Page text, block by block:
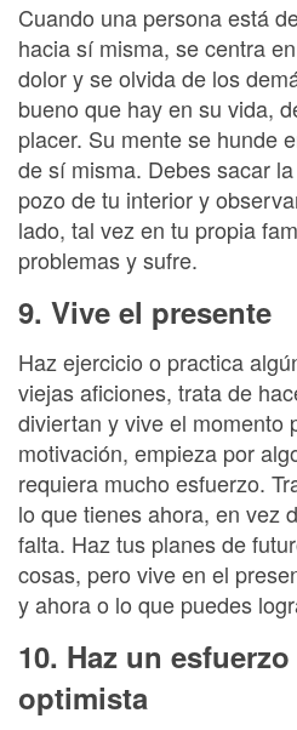
Cuando una persona está
hacia sí misma, se centra
dolor y se olvida de los
bueno que hay en su vida,
placer. Su mente se hunde
de sí misma. Debes sacar
pozo de tu interior y
lado, tal vez en tu propia
problemas y sufre.
9. Vive el presente
Haz ejercicio o practica
viejas aficiones, trata de
diviertan y vive el momento
motivación, empieza por
requiera mucho esfuerzo.
lo que tienes ahora, en vez
falta. Haz tus planes de
cosas, pero vive en el
y ahora o lo que puedes
10. Haz un
optimista